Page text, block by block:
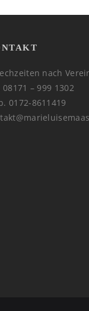
nach
08171 – 999 1302
0172-8611419